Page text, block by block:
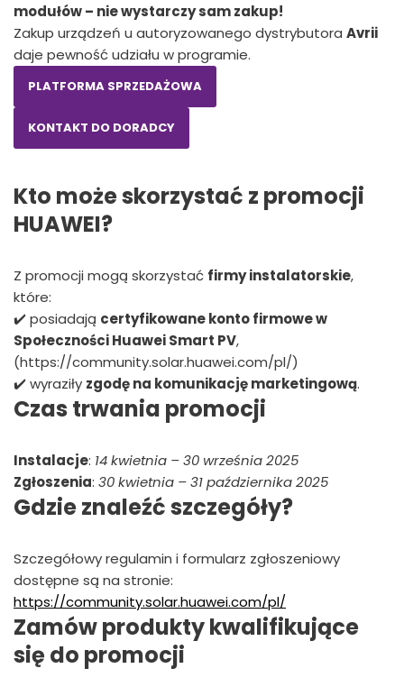
modułów – nie wystarczy sam zakup!
Zakup urządzeń u autoryzowanego dystrybutora Avrii
daje pewność udziału w programie.
PLATFORMA SPRZEDAŻOWA
KONTAKT DO DORADCY
Kto może skorzystać z promocji
HUAWEI?
Z promocji mogą skorzystać firmy instalatorskie,
które:
✔️ posiadają certyfikowane konto firmowe w
Społeczności Huawei Smart PV,
(https://community.solar.huawei.com/pl/)
✔️ wyraziły zgodę na komunikację marketingową.
Czas trwania promocji
Instalacje: 14 kwietnia – 30 września 2025
Zgłoszenia: 30 kwietnia – 31 października 2025
Gdzie znaleźć szczegóły?
Szczegółowy regulamin i formularz zgłoszeniowy
dostępne są na stronie:
https://community.solar.huawei.com/pl/
Zamów produkty kwalifikujące
się do promocji